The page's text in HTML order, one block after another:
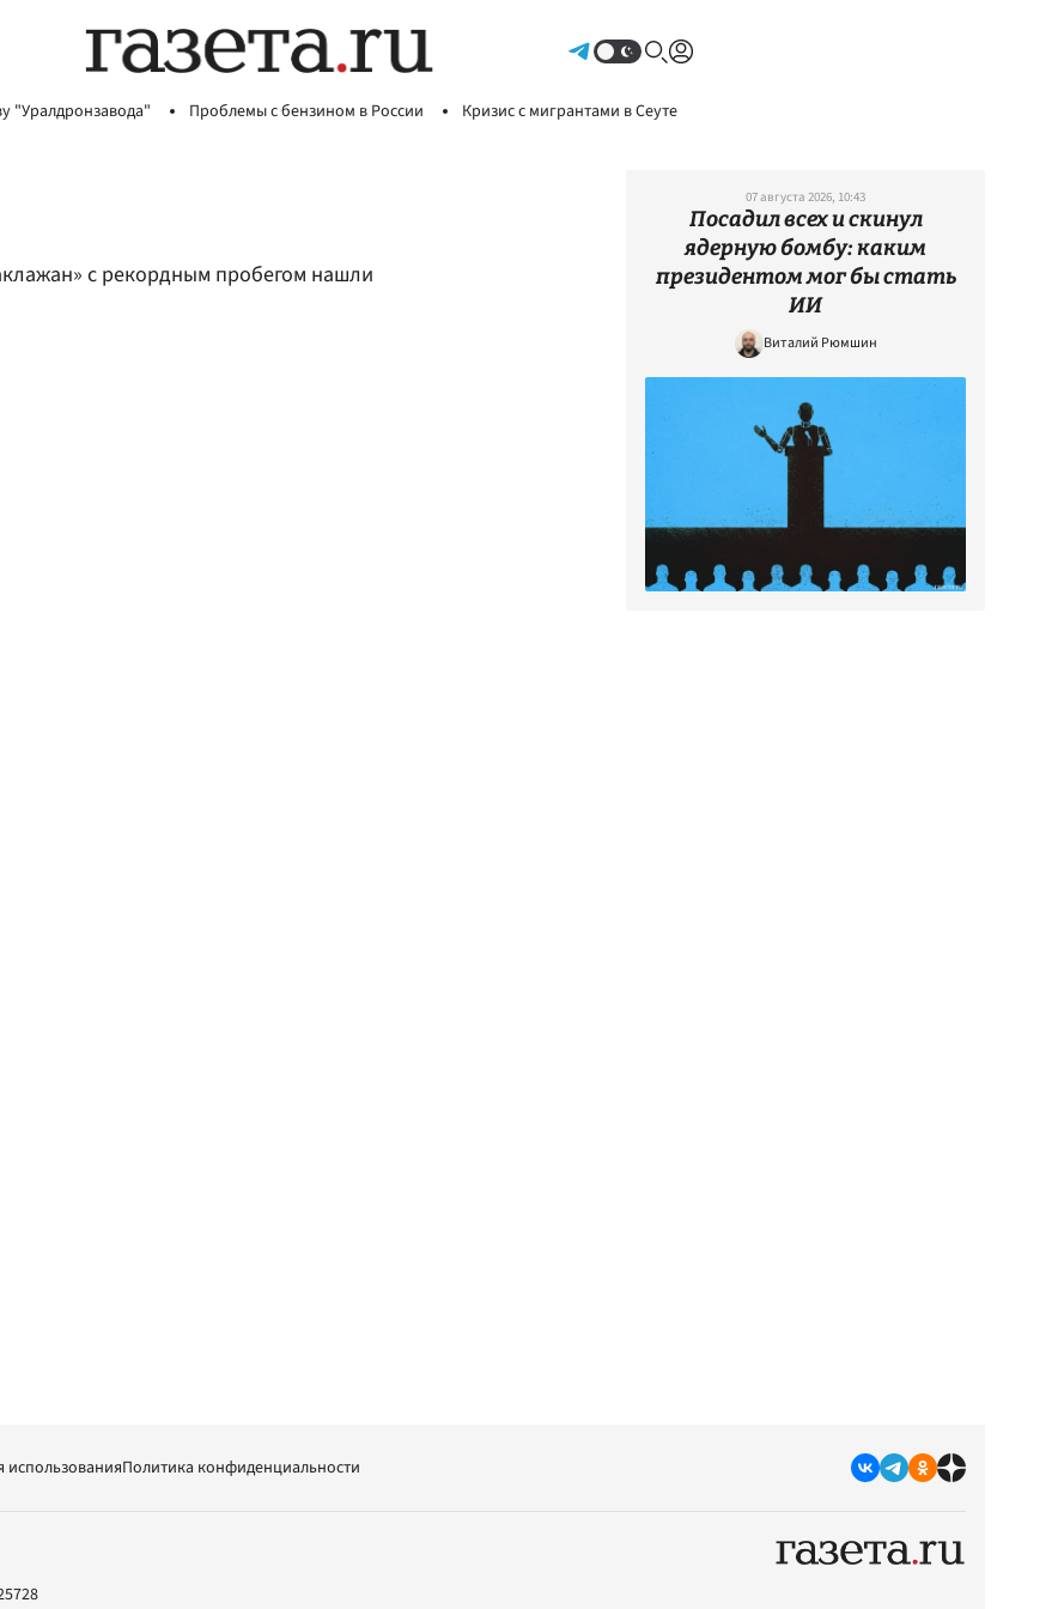
"Уралдронзавода" Проблемы с бензином в России Кризис с мигрантами в Сеуте
с рекордным пробегом нашли
07 августа 2026, 10:43
Посадил всех и скинул
ядерную бомбу: каким
президентом мог бы стать
ИИ
Виталий Рюмшин
использованияПолитика конфиденциальности